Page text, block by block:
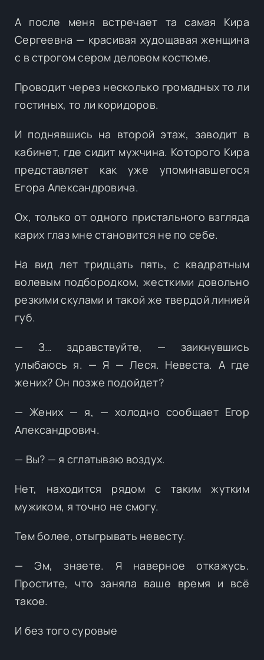
А после меня встречает та самая Кира
Сергеевна — красивая худощавая женщина
с в строгом сером деловом костюме.
Проводит через несколько громадных то ли
гостиных, то ли коридоров.
И поднявшись на второй этаж, заводит в
кабинет, где сидит мужчина. Которого Кира
представляет как уже упоминавшегося
Егора Александровича.
Ох, только от одного пристального взгляда
карих глаз мне становится не по себе.
На вид лет тридцать пять, с квадратным
волевым подбородком, жесткими довольно
резкими скулами и такой же твердой линией
губ.
— З… здравствуйте, — заикнувшись
улыбаюсь я. — Я — Леся. Невеста. А где
жених? Он позже подойдет?
— Жених — я, — холодно сообщает Егор
Александрович.
— Вы? — я сглатываю воздух.
Нет, находится рядом с таким жутким
мужиком, я точно не смогу.
Тем более, отыгрывать невесту.
— Эм, знаете. Я наверное откажусь.
Простите, что заняла ваше время и всё
такое.
И без того суровые